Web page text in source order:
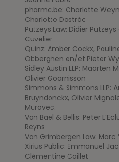
pharma.be: Charlotte
Charlotte Destrée
Putzeys Law: Didier
Cuvelier
Quinz: Amber Cockx,
Obberghen en/et Pieter
Sidley Austin LLP: Maarten
Olivier Goarnisson
Simmons & Simmons LLP:
Bruyndonckx, Olivier
Murovec.
Van Bael & Bellis: Peter
Reyns
Van Grimbergen Law: Marc
Xirius Public: Emmanuel
Clémentine Caillet